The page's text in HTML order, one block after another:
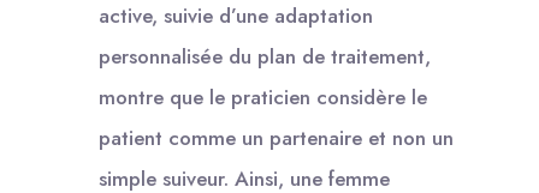
active, suivie d’une adaptation
personnalisée du plan de traitement,
montre que le praticien considère le
patient comme un partenaire et non un
simple suiveur. Ainsi, une femme